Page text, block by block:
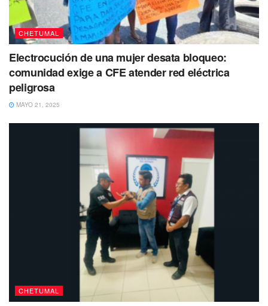
CHETUMAL
Electrocución de una mujer desata bloqueo:
comunidad exige a CFE atender red eléctrica
peligrosa
MAYO 21, 2025
CHETUMAL